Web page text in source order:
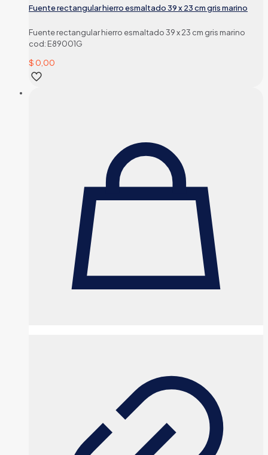
Fuente rectangular hierro esmaltado 39 x 23 cm gris marino
Fuente rectangular hierro esmaltado 39 x 23 cm gris marino
cod: E89001G
$ 0,00